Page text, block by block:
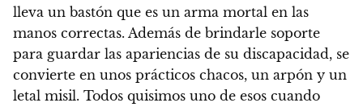
lleva un bastón que es un arma mortal en las
manos correctas. Además de brindarle soporte
para guardar las apariencias de su discapacidad, se
convierte en unos prácticos chacos, un arpón y un
letal misil. Todos quisimos uno de esos cuando